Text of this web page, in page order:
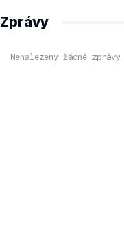
Zprávy
Nenalezeny žádné zprávy.